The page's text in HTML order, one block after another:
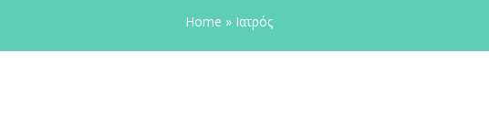
Home » Ιατρός